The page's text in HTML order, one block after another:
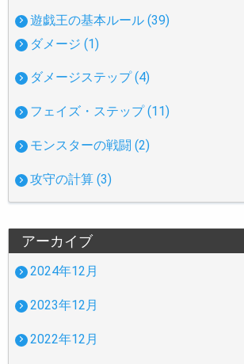
遊戯王の基本ルール (39)
ダメージ (1)
ダメージステップ (4)
フェイズ・ステップ (11)
モンスターの戦闘 (2)
攻守の計算 (3)
アーカイブ
2024年12月
2023年12月
2022年12月